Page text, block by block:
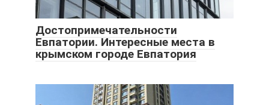
Достопримечательности
Евпатории. Интересные места в
крымском городе Евпатория